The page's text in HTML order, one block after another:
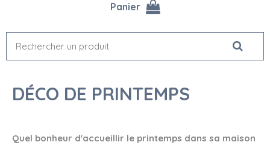
Panier
DÉCO DE PRINTEMPS
Quel bonheur d'accueillir le printemps dans sa maison